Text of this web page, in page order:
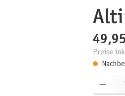
Preise